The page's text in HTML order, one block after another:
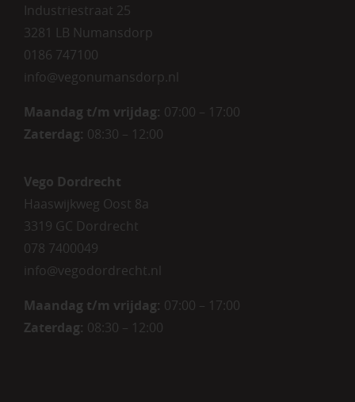
Industriestraat 25
3281 LB Numansdorp
0186 747100
info@vegonumansdorp.nl
Maandag t/m vrijdag: 07:00 – 17:00
Zaterdag: 08:30 – 12:00
Vego Dordrecht
Haaswijkweg Oost 8a
3319 GC Dordrecht
078 7400049
info@vegodordrecht.nl
Maandag t/m vrijdag: 07:00 – 17:00
Zaterdag: 08:30 – 12:00